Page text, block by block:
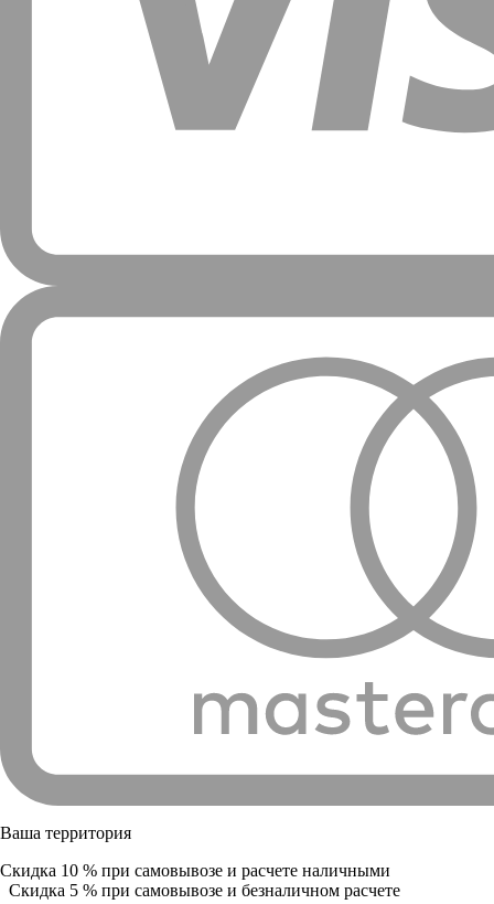
Ваша территория
Скидка 10 % при самовывозе и расчете наличными
Скидка 5 % при самовывозе и безналичном расчете